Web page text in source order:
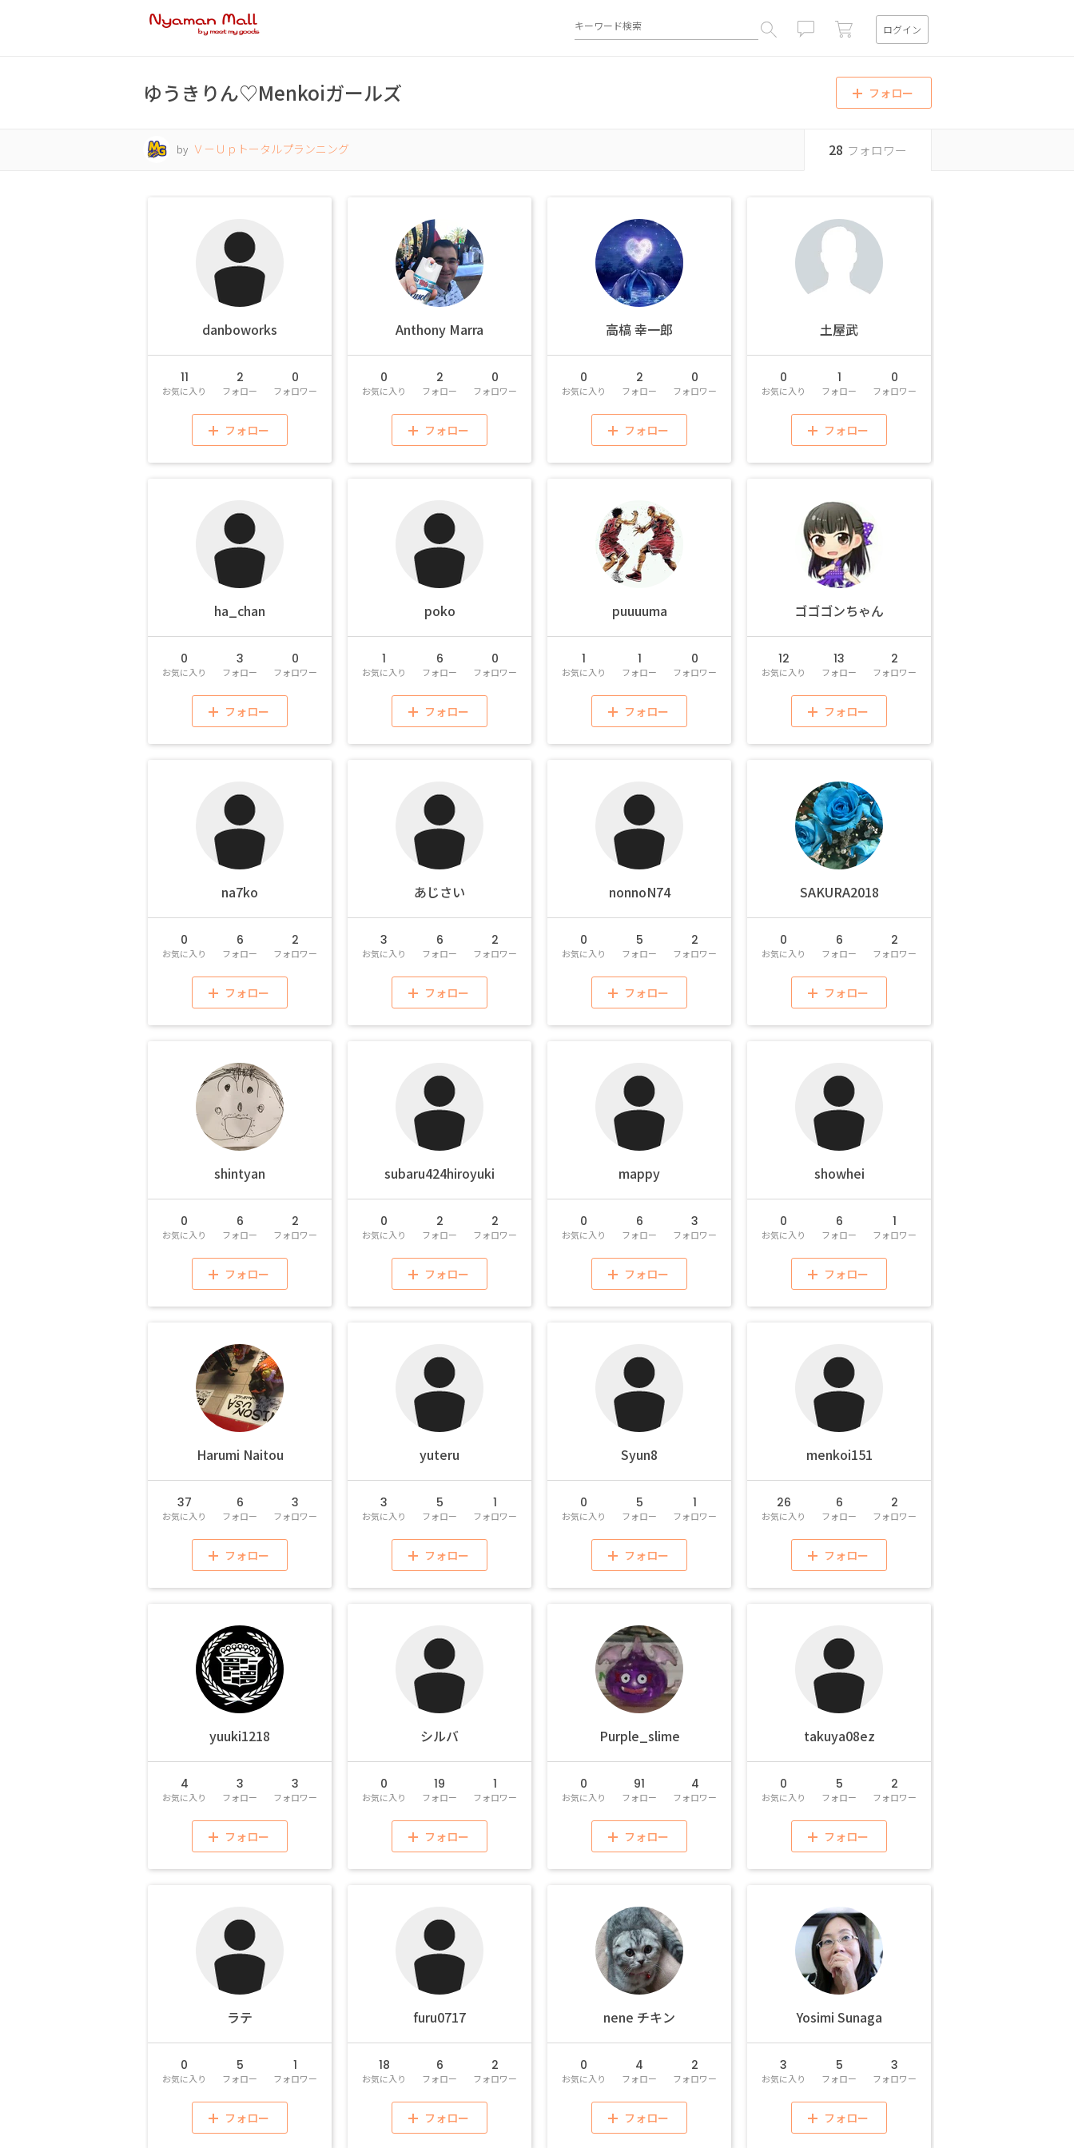
ログイン
ゆうきりん♡Menkoiガールズ フォロー
by Ｖ－Ｕｐトータルプランニング 28 フォロワー
danboworks
11
お気に入り
2
フォロー
0
フォロワー
フォロー
Anthony Marra
0
お気に入り
2
フォロー
0
フォロワー
フォロー
高槁 幸一郎
0
お気に入り
2
フォロー
0
フォロワー
フォロー
土屋武
0
お気に入り
1
フォロー
0
フォロワー
フォロー
ha_chan
0
お気に入り
3
フォロー
0
フォロワー
フォロー
poko
1
お気に入り
6
フォロー
0
フォロワー
フォロー
puuuuma
1
お気に入り
1
フォロー
0
フォロワー
フォロー
ゴゴゴンちゃん
12
お気に入り
13
フォロー
2
フォロワー
フォロー
na7ko
0
お気に入り
6
フォロー
2
フォロワー
フォロー
あじさい
3
お気に入り
6
フォロー
2
フォロワー
フォロー
nonnoN74
0
お気に入り
5
フォロー
2
フォロワー
フォロー
SAKURA2018
0
お気に入り
6
フォロー
2
フォロワー
フォロー
shintyan
0
お気に入り
6
フォロー
2
フォロワー
フォロー
subaru424hiroyuki
0
お気に入り
2
フォロー
2
フォロワー
フォロー
mappy
0
お気に入り
6
フォロー
3
フォロワー
フォロー
showhei
0
お気に入り
6
フォロー
1
フォロワー
フォロー
Harumi Naitou
37
お気に入り
6
フォロー
3
フォロワー
フォロー
yuteru
3
お気に入り
5
フォロー
1
フォロワー
フォロー
Syun8
0
お気に入り
5
フォロー
1
フォロワー
フォロー
menkoi151
26
お気に入り
6
フォロー
2
フォロワー
フォロー
yuuki1218
4
お気に入り
3
フォロー
3
フォロワー
フォロー
シルバ
0
お気に入り
19
フォロー
1
フォロワー
フォロー
Purple_slime
0
お気に入り
91
フォロー
4
フォロワー
フォロー
takuya08ez
0
お気に入り
5
フォロー
2
フォロワー
フォロー
ラテ
0
お気に入り
5
フォロー
1
フォロワー
フォロー
furu0717
18
お気に入り
6
フォロー
2
フォロワー
フォロー
nene チキン
0
お気に入り
4
フォロー
2
フォロワー
フォロー
Yosimi Sunaga
3
お気に入り
5
フォロー
3
フォロワー
フォロー